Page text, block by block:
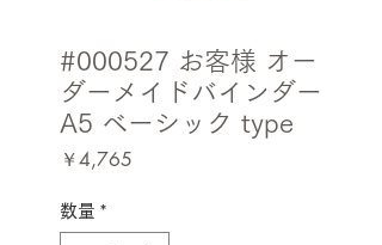
#000527 お客様 オー
ダーメイドバインダー
A5 ベーシック type
￥4,765
数量 *